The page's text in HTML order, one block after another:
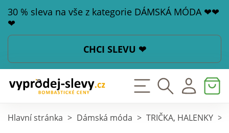
30 % sleva na vše z kategorie DÁMSKÁ MÓDA ❤❤
❤
CHCI SLEVU ❤
Hlavní stránka > Dámská móda > TRIČKA, HALENKY >